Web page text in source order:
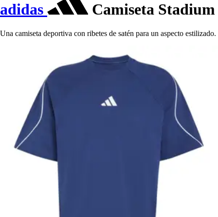
adidas Camiseta Stadium
Una camiseta deportiva con ribetes de satén para un aspecto estilizado.